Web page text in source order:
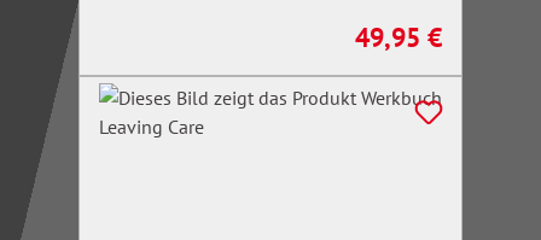
Regulärer Preis:
49,95 €